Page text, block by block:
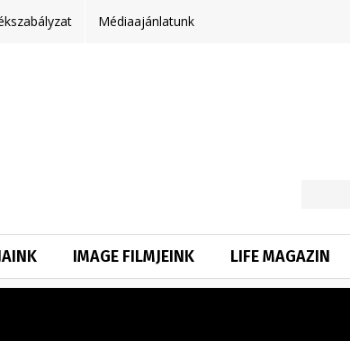
Médiaajánlatunk
IMAGE FILMJEINK LIFE MAGAZIN